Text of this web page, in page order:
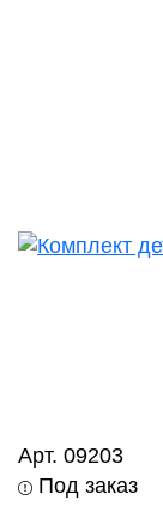
Арт. 09203
Под заказ